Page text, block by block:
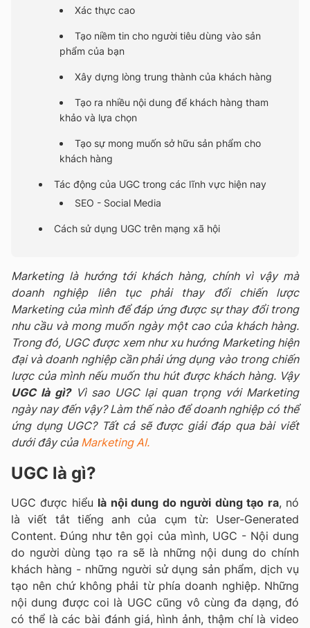
Xác thực cao
Tạo niềm tin cho người tiêu dùng vào sản
phẩm của bạn
Xây dựng lòng trung thành của khách hàng
Tạo ra nhiều nội dung để khách hàng tham
khảo và lựa chọn
Tạo sự mong muốn sở hữu sản phẩm cho
khách hàng
Tác động của UGC trong các lĩnh vực hiện nay
SEO - Social Media
Cách sử dụng UGC trên mạng xã hội
Marketing là hướng tới khách hàng, chính vì vậy mà
doanh nghiệp liên tục phải thay đổi chiến lược
Marketing của mình để đáp ứng được sự thay đổi trong
nhu cầu và mong muốn ngày một cao của khách hàng.
Trong đó, UGC được xem như xu hướng Marketing hiện
đại và doanh nghiệp cần phải ứng dụng vào trong chiến
lược của mình nếu muốn thu hút được khách hàng. Vậy
UGC là gì?Vì sao UGC lại quan trọng với Marketing
ngày nay đến vậy? Làm thế nào để doanh nghiệp có thể
ứng dụng UGC? Tất cả sẽ được giải đáp qua bài viết
dưới đây của Marketing AI.
UGC là gì?
UGC được hiểu là nội dung do người dùng tạo ra, nó
là viết tắt tiếng anh của cụm từ: User-Generated
Content. Đúng như tên gọi của mình, UGC - Nội dung
do người dùng tạo ra sẽ là những nội dung do chính
khách hàng - những người sử dụng sản phẩm, dịch vụ
tạo nên chứ không phải từ phía doanh nghiệp. Những
nội dung được coi là UGC cũng vô cùng đa dạng, đó
có thể là các bài đánh giá, hình ảnh, thậm chí là video